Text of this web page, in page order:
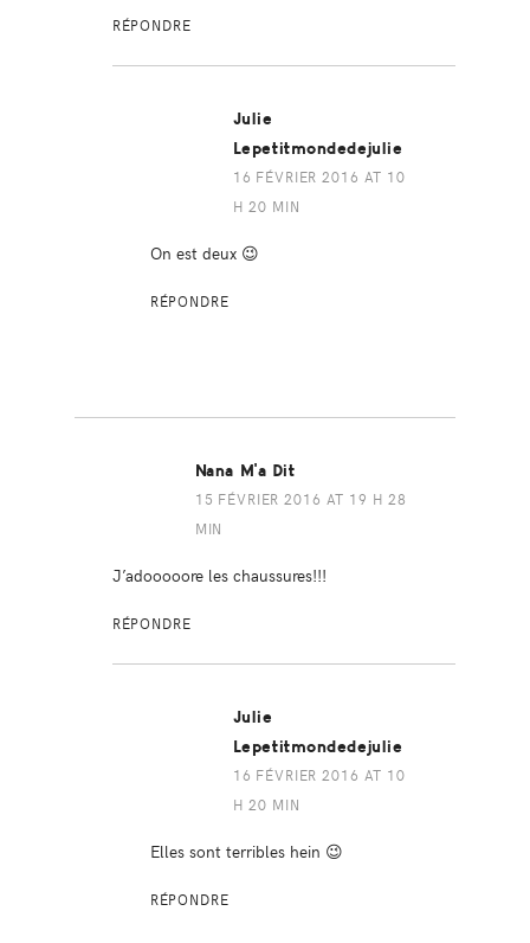
RÉPONDRE
Julie
Lepetitmondedejulie
16 FÉVRIER 2016 AT 10
H 20 MIN
On est deux 😉
RÉPONDRE
Nana M'a Dit
15 FÉVRIER 2016 AT 19 H 28
MIN
J’adooooore les chaussures!!!
RÉPONDRE
Julie
Lepetitmondedejulie
16 FÉVRIER 2016 AT 10
H 20 MIN
Elles sont terribles hein 😉
RÉPONDRE